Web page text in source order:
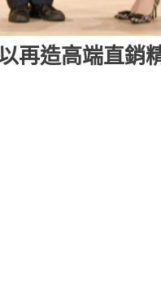
再造高端直銷